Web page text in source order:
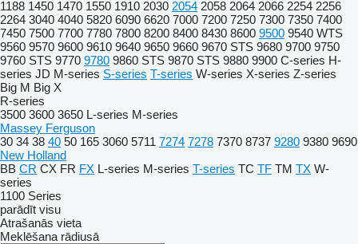
1188 1450 1470 1550 1910 2030 2054 2058 2064 2066 2254 2256
2264 3040 4040 5820 6090 6620 7000 7200 7250 7300 7350 7400
7450 7500 7700 7780 7800 8200 8400 8430 8600 9500 9540 WTS
9560 9570 9600 9610 9640 9650 9660 9670 STS 9680 9700 9750
9760 STS 9770 9780 9860 STS 9870 STS 9880 9900 C-series H-
series JD M-series S-series T-series W-series X-series Z-series
Big M Big X
R-series
3500 3600 3650 L-series M-series
Massey Ferguson
30 34 38 40 50 165 3060 5711 7274 7278 7370 8737 9280 9380 9690
New Holland
BB CR CX FR FX L-series M-series T-series TC TF TM TX W-
series
1100 Series
parādīt visu
Atrašanās vieta
Meklēšana rādiusā